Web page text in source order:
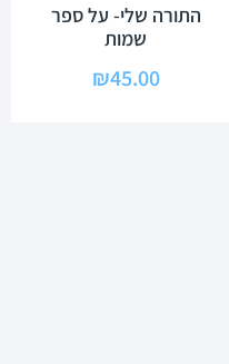
התורה שלי- על ספר
שמות
₪45.00